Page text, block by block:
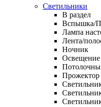
Светильники
В раздел
Вспышка/
Лампа
Лента/
Ночник
Прожектор